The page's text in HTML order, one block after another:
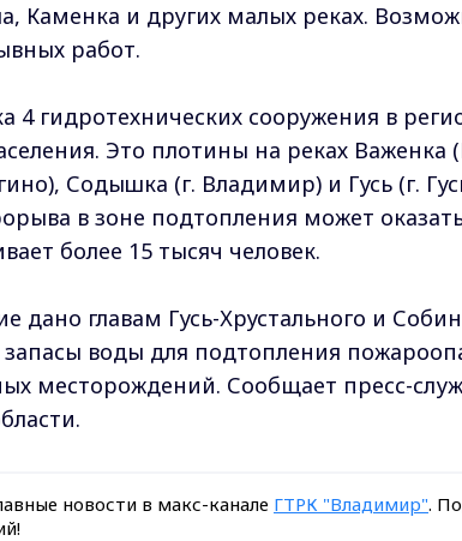
Каменка и других малых реках.
работ.
4 гидротехнических сооружения в
Это плотины на реках Важенка
Содышка (г. Владимир) и Гусь (г.
в зоне подтопления может
более 15 тысяч человек.
дано главам Гусь-Хрустального и
запасы воды для подтопления
месторождений. Сообщает пресс-
новости в макс-канале ГТРК "Владимир".